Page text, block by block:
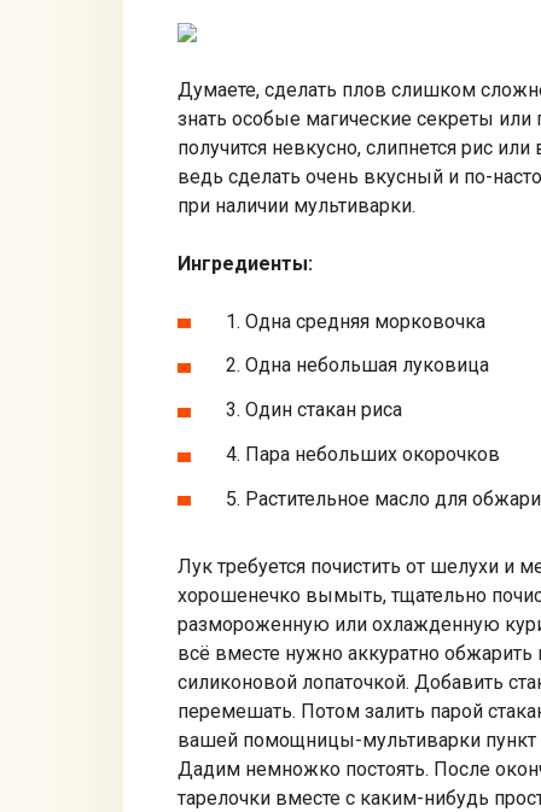
Думаете, сделать плов слишком
знать особые магические секреты
получится невкусно, слипнется рис
ведь сделать очень вкусный и по-
при наличии мультиварки.
Ингредиенты:
1. Одна средняя морковочка
2. Одна небольшая луковица
3. Один стакан риса
4. Пара небольших окорочков
5. Растительное масло для
Лук требуется почистить от шелухи и
хорошенечко вымыть, тщательно
размороженную или охлажденную
всё вместе нужно аккуратно
силиконовой лопаточкой. Добавить
перемешать. Потом залить парой
вашей помощницы-мультиварки пункт
Дадим немножко постоять. После
тарелочки вместе с каким-нибудь